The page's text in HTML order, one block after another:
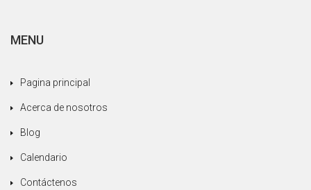
MENU
Pagina principal
Acerca de nosotros
Blog
Calendario
Contáctenos